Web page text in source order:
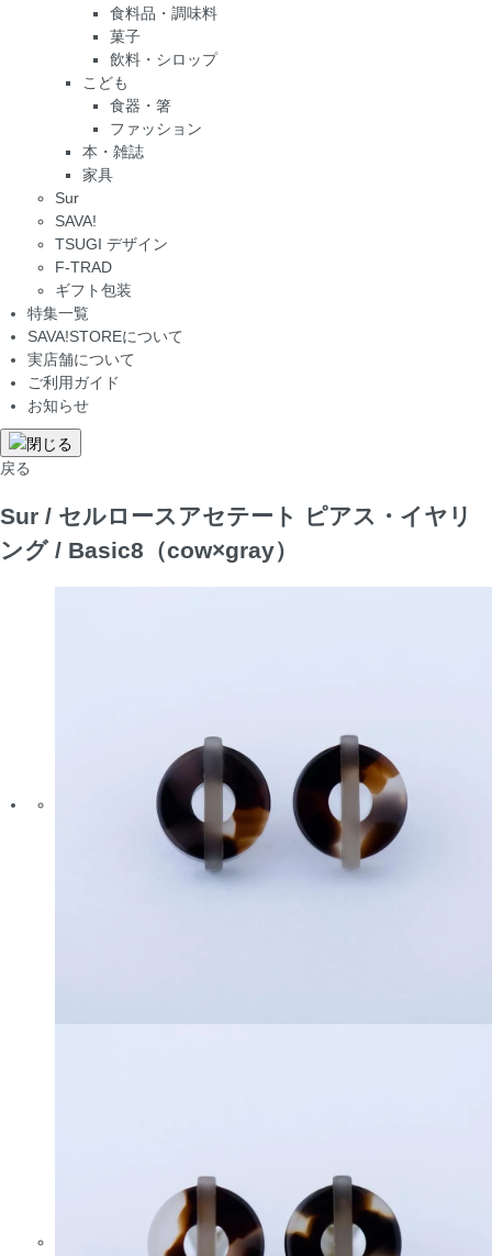
食料品・調味料
菓子
飲料・シロップ
こども
食器・箸
ファッション
本・雑誌
家具
Sur
SAVA!
TSUGI デザイン
F-TRAD
ギフト包装
特集一覧
SAVA!STOREについて
実店舗について
ご利用ガイド
お知らせ
戻る
Sur / セルロースアセテート ピアス・イヤリ
ング / Basic8（cow×gray）